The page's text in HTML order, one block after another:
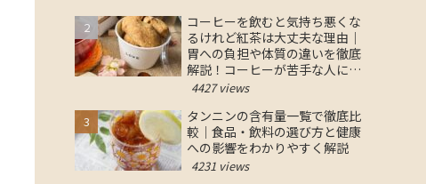
コーヒーを飲むと気持ち悪くな
るけれど紅茶は大丈夫な理由｜
胃への負担や体質の違いを徹底
解説！コーヒーが苦手な人にお
すすめの紅茶の選び方と対策
4427 views
タンニンの含有量一覧で徹底比
較｜食品・飲料の選び方と健康
への影響をわかりやすく解説
4231 views